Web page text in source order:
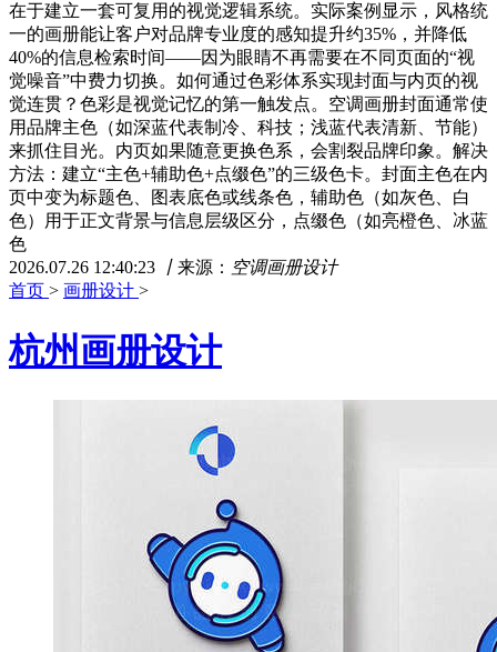
在于建立一套可复用的视觉逻辑系统。实际案例显示，风格统
一的画册能让客户对品牌专业度的感知提升约35%，并降低
40%的信息检索时间——因为眼睛不再需要在不同页面的“视
觉噪音”中费力切换。如何通过色彩体系实现封面与内页的视
觉连贯？色彩是视觉记忆的第一触发点。空调画册封面通常使
用品牌主色（如深蓝代表制冷、科技；浅蓝代表清新、节能）
来抓住目光。内页如果随意更换色系，会割裂品牌印象。解决
方法：建立“主色+辅助色+点缀色”的三级色卡。封面主色在内
页中变为标题色、图表底色或线条色，辅助色（如灰色、白
色）用于正文背景与信息层级区分，点缀色（如亮橙色、冰蓝
色
2026.07.26 12:40:23
丨 来源： 空调画册设计
首页 > 画册设计 >
杭州画册设计